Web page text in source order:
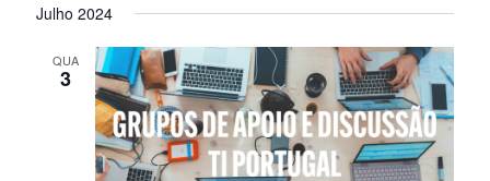
Julho 2024
QUA
3